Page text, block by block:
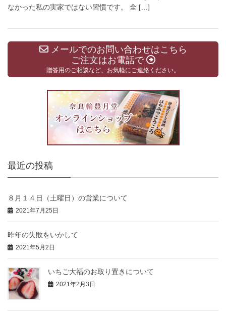
なかった私の実家ではない習慣です。 全 […]
メールでのお問い合わせはこちら
ご注文はお電話で
贈答用のご相談など、お気軽にご連絡ください。
最近の投稿
８月１４日（土曜日）の営業について
2021年7月25日
昨年の失敗をいかして
2021年5月2日
いちご大福のお取り置きについて
2021年2月3日